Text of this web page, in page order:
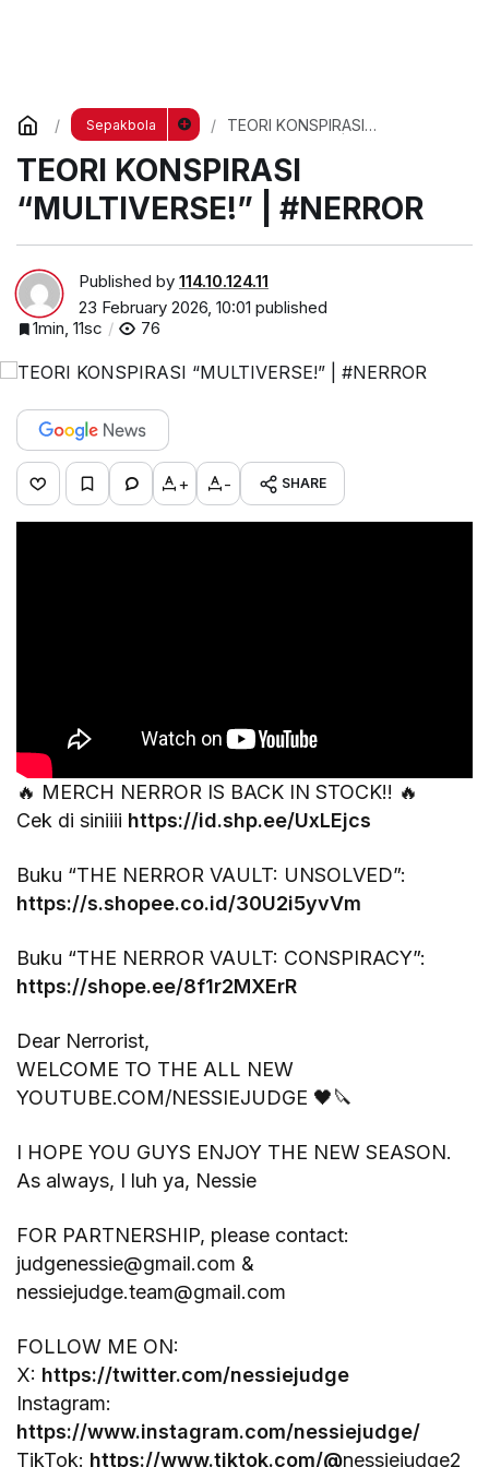
Sepakbola
TEORI KONSPIRASI
TEORI KONSPIRASI
“MULTIVERSE!” | #NERROR
Published by 114.10.124.11
23 February 2026, 10:01 published
1min, 11sc
76
+ - SHARE
🔥 MERCH NERROR IS BACK IN STOCK!! 🔥
Cek di siniiii https://id.shp.ee/UxLEjcs
Buku “THE NERROR VAULT: UNSOLVED”:
https://s.shopee.co.id/30U2i5yvVm
Buku “THE NERROR VAULT: CONSPIRACY”:
https://shope.ee/8f1r2MXErR
Dear Nerrorist,
WELCOME TO THE ALL NEW
YOUTUBE.COM/NESSIEJUDGE 🖤🔪
I HOPE YOU GUYS ENJOY THE NEW SEASON.
As always, I luh ya, Nessie
FOR PARTNERSHIP, please contact:
judgenessie@gmail.com &
nessiejudge.team@gmail.com
FOLLOW ME ON:
X: https://twitter.com/nessiejudge
Instagram:
https://www.instagram.com/nessiejudge/
TikTok: https://www.tiktok.com/@nessiejudge2